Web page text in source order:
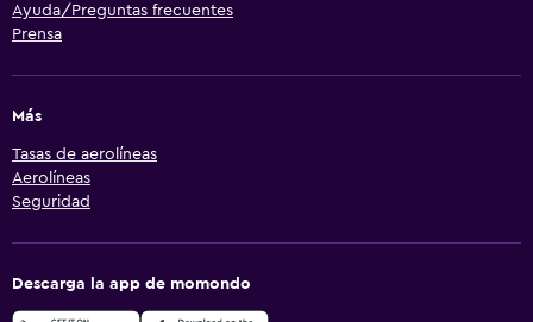
Ayuda/Preguntas frecuentes
Prensa
Más
Tasas de aerolíneas
Aerolíneas
Seguridad
Descarga la app de momondo